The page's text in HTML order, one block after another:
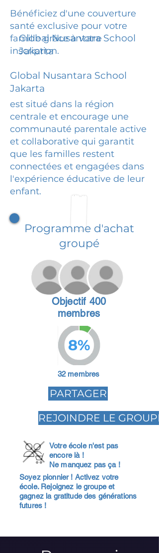
Bénéficiez d'une couverture
santé exclusive pour votre
famille grâce à votre
inscription.
Global Nusantara School
Jakarta
Global Nusantara School
Jakarta
est situé dans la région
centrale et encourage une
communauté parentale active
et collaborative qui garantit
que les familles restent
connectées et engagées dans
l'expérience éducative de leur
enfant.
Programme d'achat
groupé
Objectif 400
membres
8%
32 membres
PARTAGER
REJOINDRE LE GROUPE
Votre école n'est pas
encore là !
Ne manquez pas ça !
Soyez pionnier ! Activez votre
école. Rejoignez le groupe et
gagnez la gratitude des générations
futures !